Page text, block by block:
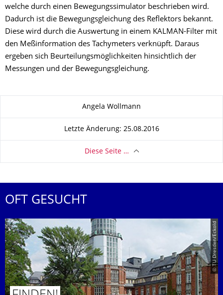
welche durch einen Bewegungssimulator beschrieben wird.
Dadurch ist die Bewegungsgleichung des Reflektors bekannt.
Diese wird durch die Auswertung in einem KALMAN-Filter mit
den Meßinformation des Tachymeters verknüpft. Daraus
ergeben sich Beurteilungsmöglichkeiten hinsichtlich der
Messungen und der Bewegungsgleichung.
Angela Wollmann
Letzte Änderung: 25.08.2016
Diese Seite …
OFT GESUCHT
© TU Dresden/Eckold